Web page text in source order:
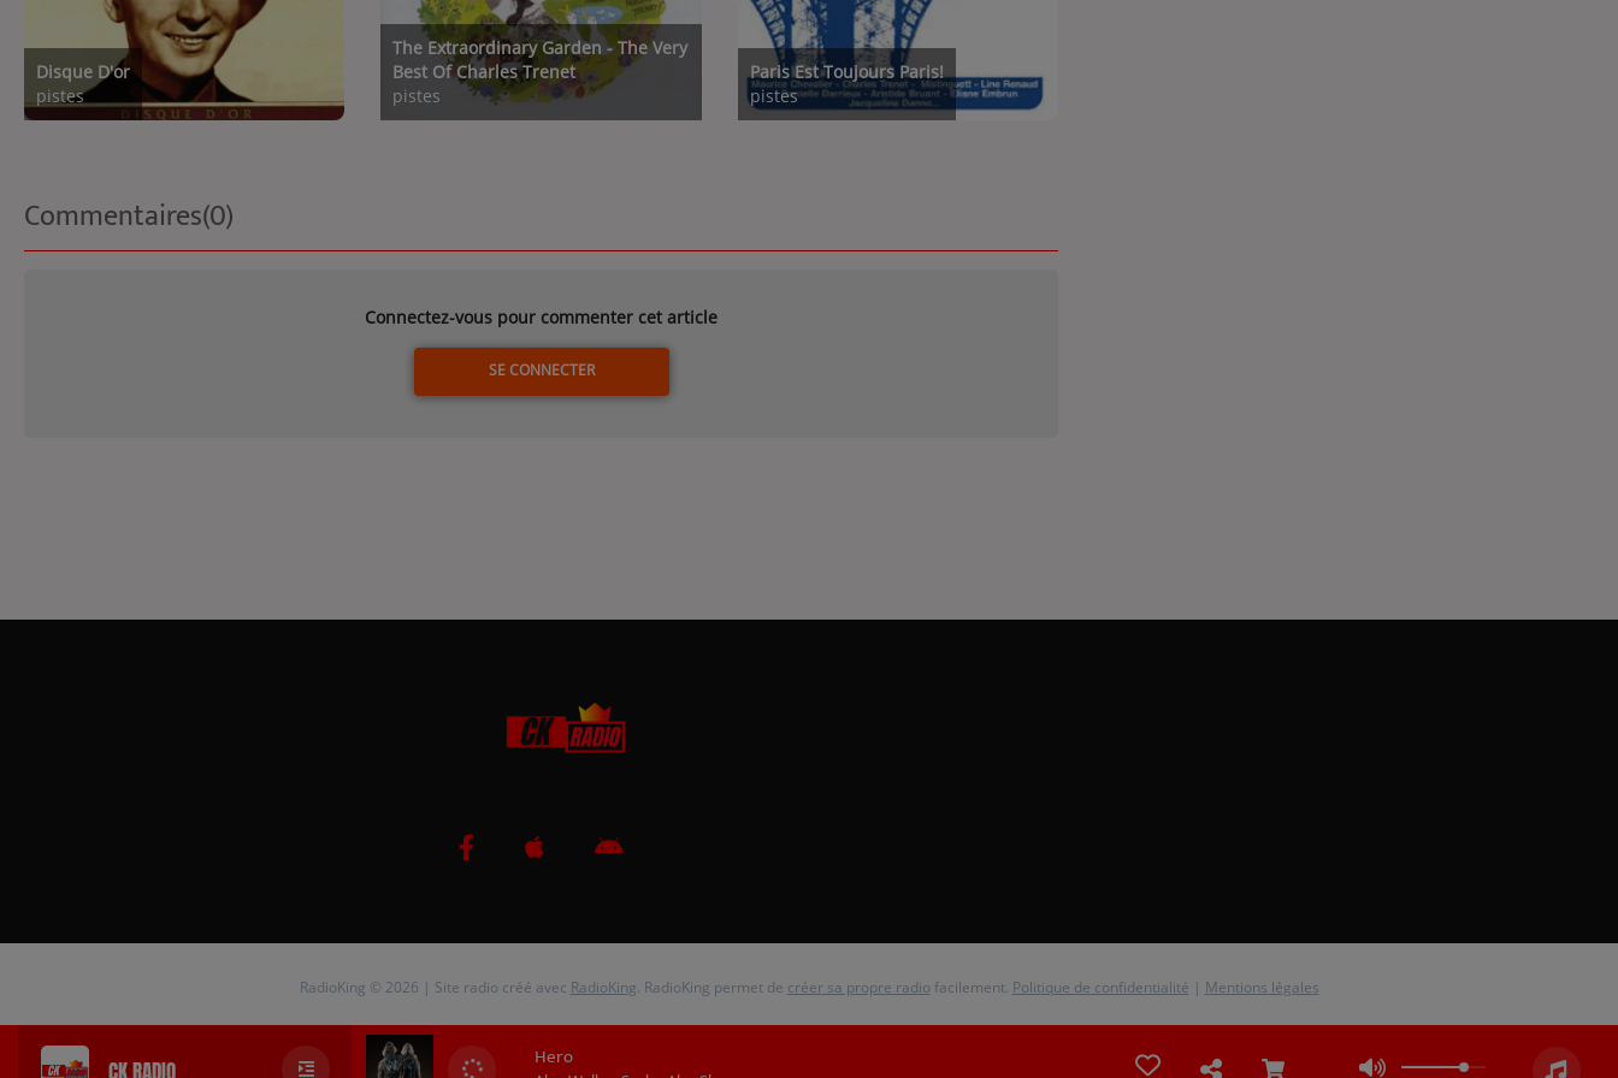
Hero
Disque D'or
pistes
The Extraordinary Garden - The Very
Best Of Charles Trenet
pistes
Paris Est Toujours Paris!
pistes
Commentaires(0)
Connectez-vous pour commenter cet article
SE CONNECTER
RadioKing © 2026 | Site radio créé avec RadioKing. RadioKing permet de créer sa propre radio facilement. Politique de confidentialité | Mentions légales